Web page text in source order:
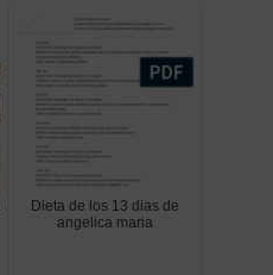
Dieta de los 13 dias de
angelica maria